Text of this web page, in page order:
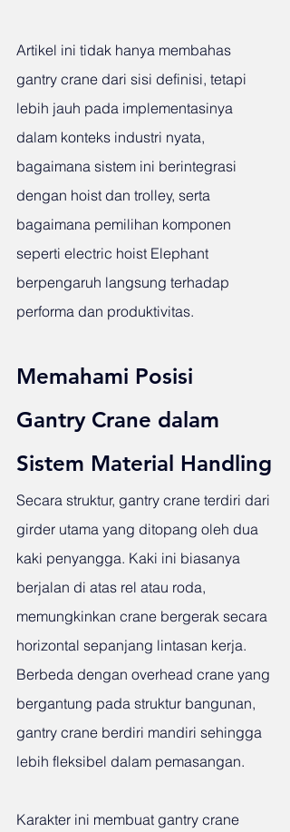
Artikel ini tidak hanya membahas
gantry crane dari sisi definisi, tetapi
lebih jauh pada implementasinya
dalam konteks industri nyata,
bagaimana sistem ini berintegrasi
dengan hoist dan trolley, serta
bagaimana pemilihan komponen
seperti electric hoist Elephant
berpengaruh langsung terhadap
performa dan produktivitas.
Memahami Posisi
Gantry Crane dalam
Sistem Material Handling
Secara struktur, gantry crane terdiri dari
girder utama yang ditopang oleh dua
kaki penyangga. Kaki ini biasanya
berjalan di atas rel atau roda,
memungkinkan crane bergerak secara
horizontal sepanjang lintasan kerja.
Berbeda dengan overhead crane yang
bergantung pada struktur bangunan,
gantry crane berdiri mandiri sehingga
lebih fleksibel dalam pemasangan.
Karakter ini membuat gantry crane